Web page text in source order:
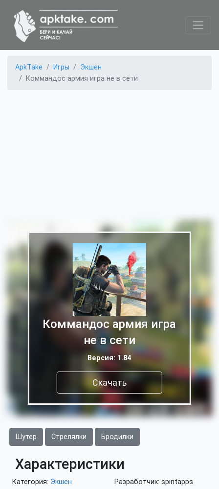
ApkTake Игры
Экшен
Коммандос армия игра не в сети
Коммандос армия игра
не в сети
Версия: 1.84
Скачать
Шутер Стрелялки Бродилки
Характеристики
Категория: Экшен Разработчик: spiritapps